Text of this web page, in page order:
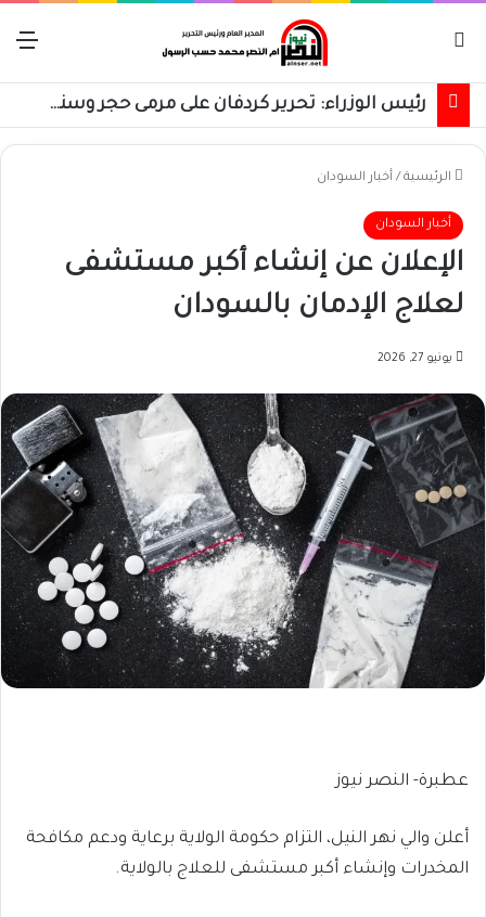
رئيس الوزراء: تحرير كردفان على مرمى حجر وسنسترد كل شبر
الرئيسية / أخبار السودان
أخبار السودان
الإعلان عن إنشاء أكبر مستشفى
لعلاج الإدمان بالسودان
يونيو 27, 2026
عطبرة- النصر نيوز
أعلن والي نهر النيل، التزام حكومة الولاية برعاية ودعم مكافحة
المخدرات وإنشاء أكبر مستشفى للعلاج بالولاية.